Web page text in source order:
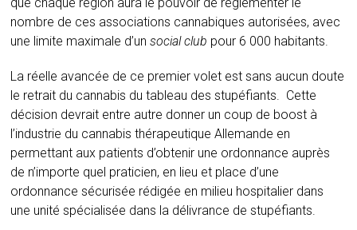
que chaque région aura le pouvoir de réglementer le
nombre de ces associations cannabiques autorisées, avec
une limite maximale d’un social club pour 6 000 habitants.
La réelle avancée de ce premier volet est sans aucun doute
le retrait du cannabis du tableau des stupéfiants. Cette
décision devrait entre autre donner un coup de boost à
l’industrie du cannabis thérapeutique Allemande en
permettant aux patients d’obtenir une ordonnance auprès
de n’importe quel praticien, en lieu et place d’une
ordonnance sécurisée rédigée en milieu hospitalier dans
une unité spécialisée dans la délivrance de stupéfiants.